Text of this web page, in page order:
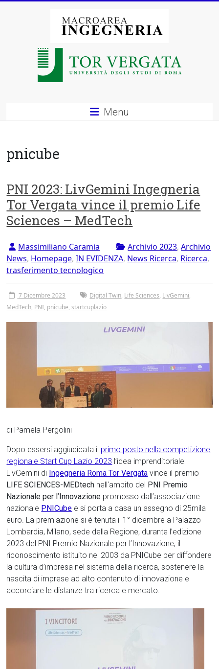
Macroarea
degli
di
Roma
Tor
Vergata
Menu
pnicube
PNI 2023: LivGemini Ingegneria
Tor Vergata vince il premio Life
Sciences – MedTech
Massimiliano Caramia Archivio 2023,Archivio
News, Homepage,IN EVIDENZA, News Ricerca, Ricerca,
trasferimento tecnologico
7 Dicembre 2023 Digital Twin, Life Sciences, LivGemini,
MedTech, PNI, pnicube,startcuplazio
di Pamela Pergolini
Dopo essersi aggiudicata il primo posto nella competizione
regionale Start Cup Lazio 2023 l’idea imprenditoriale
LivGemini di Ingegneria Roma Tor Vergata vince il premio
LIFE SCIENCES-MEDtech nell’ambito del PNI Premio
Nazionale per l’Innovazione promosso dall’associazione
nazionale PNICube e si porta a casa un assegno di 25mila
euro. La premiazione si è tenuta il 1° dicembre a Palazzo
Lombardia, Milano, sede della Regione, durante l’edizione
2023 del PNI Premio Nazionale per l’Innovazione, il
riconoscimento istituito nel 2003 da PNICube per diffondere
la cultura d’impresa nel sistema della ricerca, sostenere la
nascita di imprese ad alto contenuto di innovazione e
accorciare le distanze tra ricerca e mercato.